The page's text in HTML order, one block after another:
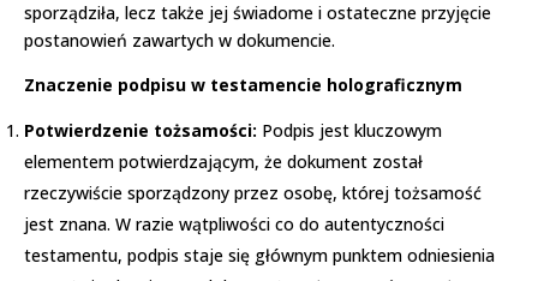
sporządziła, lecz także jej świadome i ostateczne przyjęcie
postanowień zawartych w dokumencie.
Znaczenie podpisu w testamencie holograficznym
Potwierdzenie tożsamości: Podpis jest kluczowym
elementem potwierdzającym, że dokument został
rzeczywiście sporządzony przez osobę, której tożsamość
jest znana. W razie wątpliwości co do autentyczności
testamentu, podpis staje się głównym punktem odniesienia